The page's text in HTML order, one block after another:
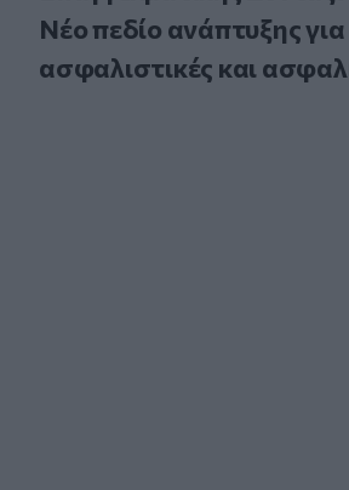
Νέο πεδίο ανάπτυξης για
ασφαλιστικές και